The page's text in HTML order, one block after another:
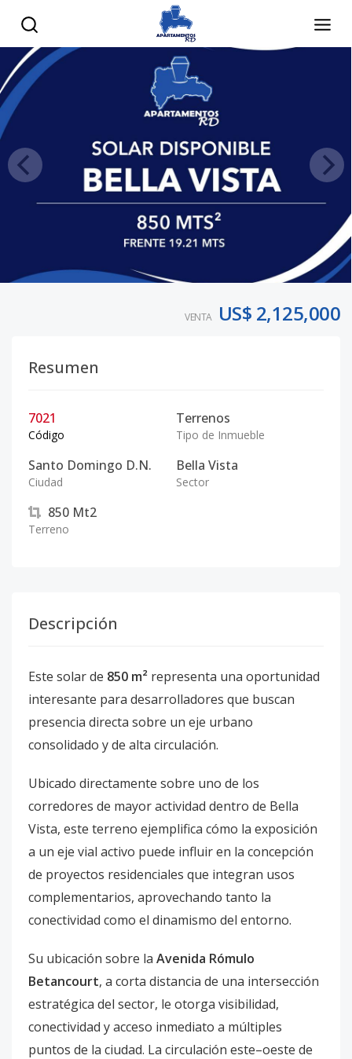
VENTA US$ 2,125,000
Resumen
7021
Código
Terrenos
Tipo de Inmueble
Santo Domingo D.N.
Ciudad
Bella Vista
Sector
850 Mt2
Terreno
Descripción
Este solar de 850 m² representa una oportunidad
interesante para desarrolladores que buscan
presencia directa sobre un eje urbano
consolidado y de alta circulación.
Ubicado directamente sobre uno de los
corredores de mayor actividad dentro de Bella
Vista, este terreno ejemplifica cómo la exposición
a un eje vial activo puede influir en la concepción
de proyectos residenciales que integran usos
complementarios, aprovechando tanto la
conectividad como el dinamismo del entorno.
Su ubicación sobre la Avenida Rómulo
Betancourt, a corta distancia de una intersección
estratégica del sector, le otorga visibilidad,
conectividad y acceso inmediato a múltiples
puntos de la ciudad. La circulación este–oeste de